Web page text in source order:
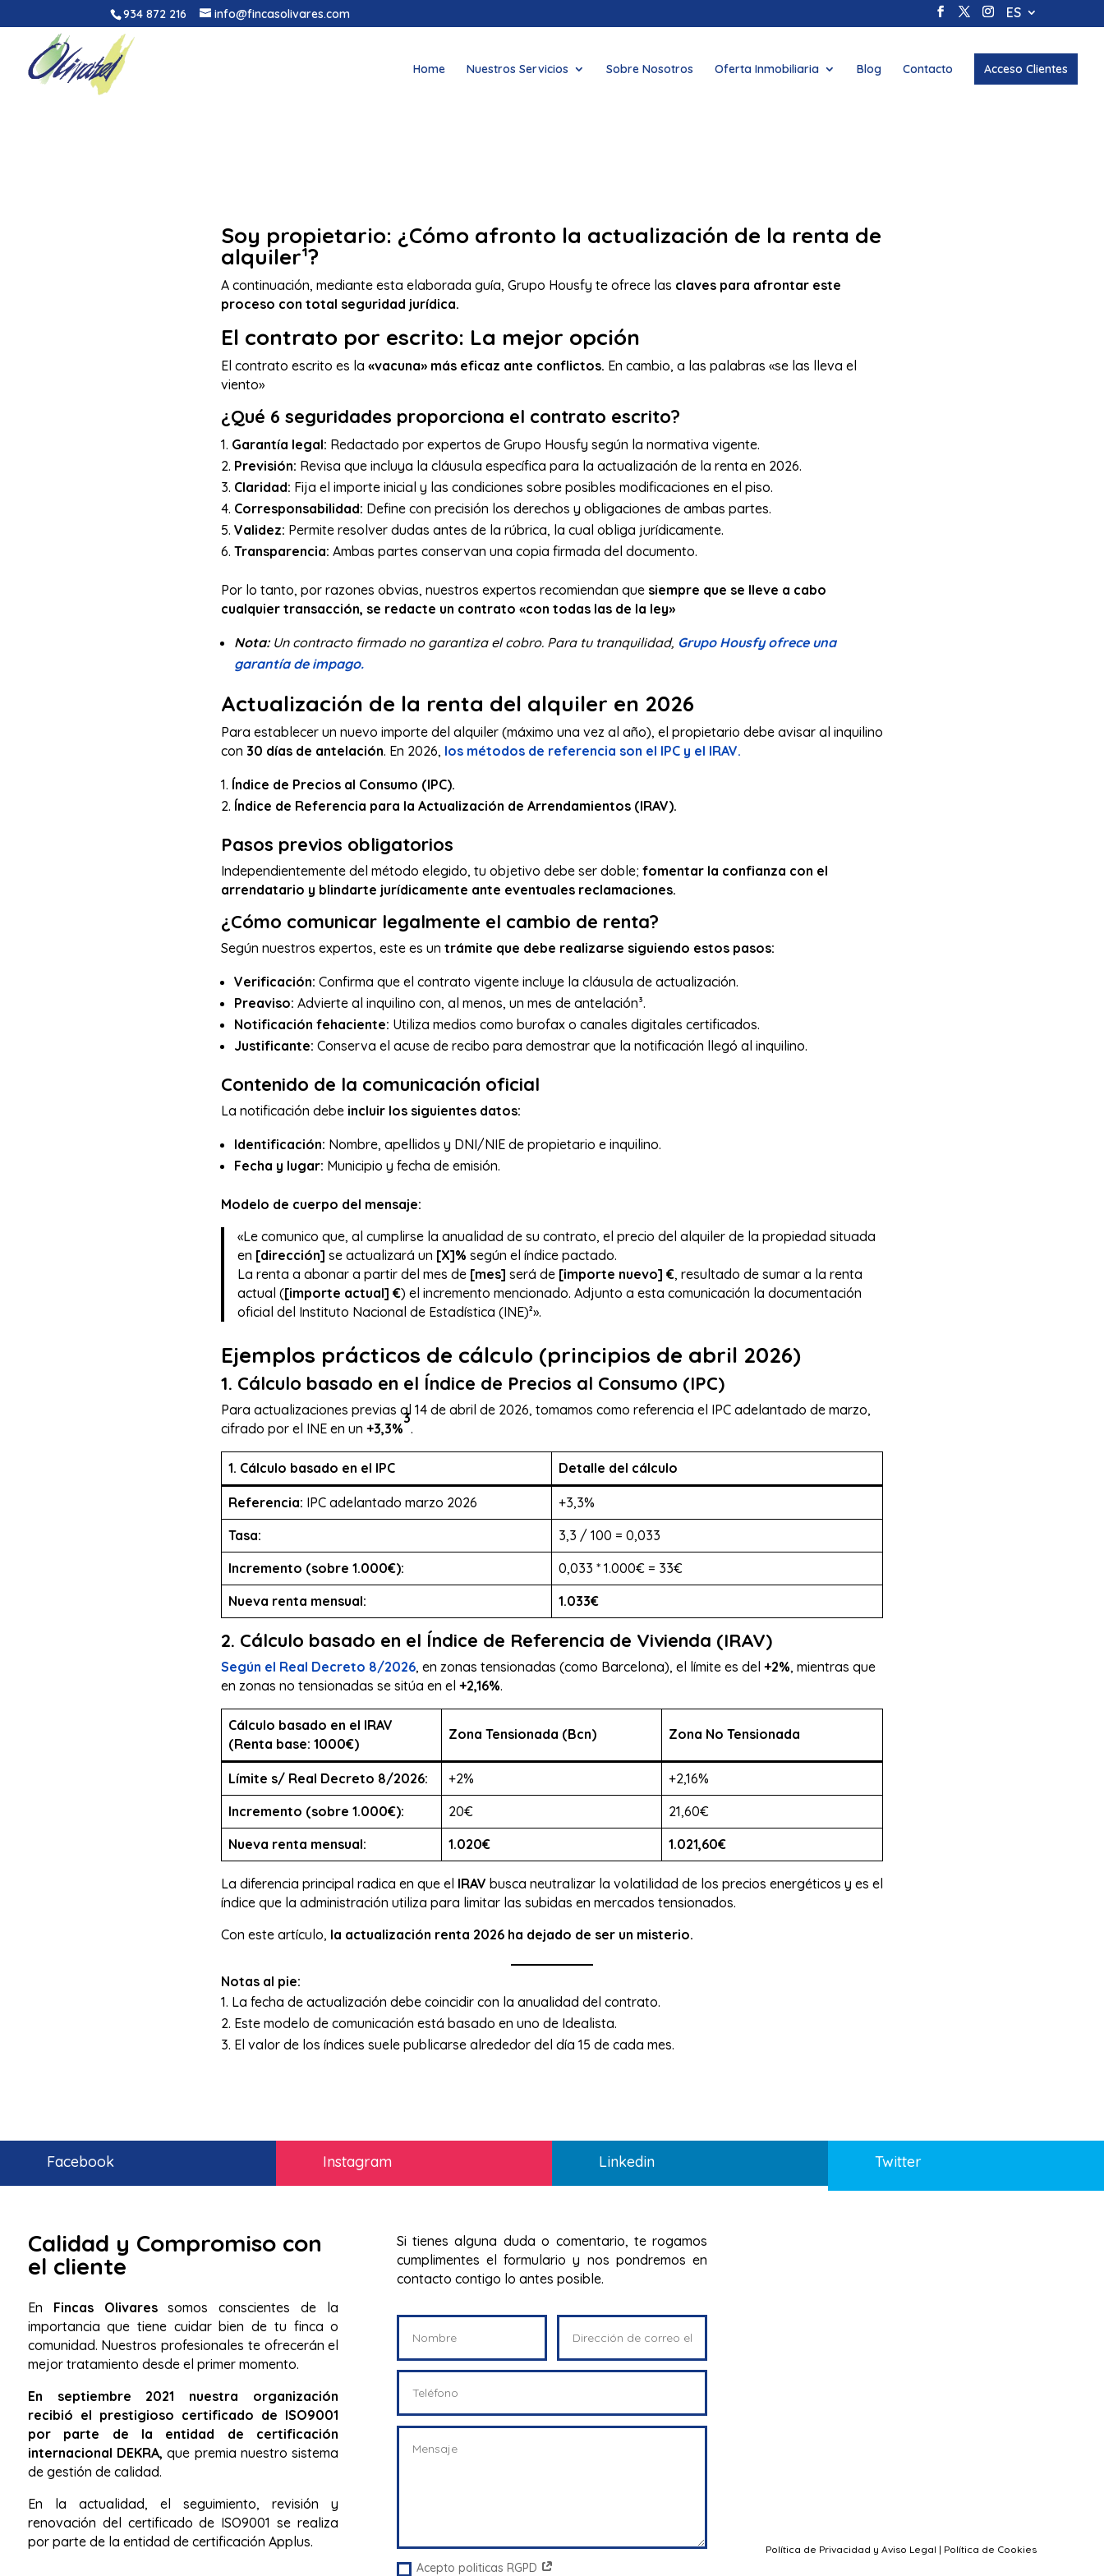
934 872 216 info@fincasolivares.com ES
Home Nuestros Servicios Sobre Nosotros Oferta Inmobiliaria Blog Contacto Acceso Clientes
Soy propietario: ¿Cómo afronto la actualización de la renta de
alquiler¹?
A continuación, mediante esta elaborada guía, Grupo Housfy te ofrece las claves para afrontar este
proceso con total seguridad jurídica.
El contrato por escrito: La mejor opción
El contrato escrito es la «vacuna» más eficaz ante conflictos. En cambio, a las palabras «se las lleva el
viento»
¿Qué 6 seguridades proporciona el contrato escrito?
Garantía legal: Redactado por expertos de Grupo Housfy según la normativa vigente.
Previsión: Revisa que incluya la cláusula específica para la actualización de la renta en 2026.
Claridad: Fija el importe inicial y las condiciones sobre posibles modificaciones en el piso.
Corresponsabilidad: Define con precisión los derechos y obligaciones de ambas partes.
Validez: Permite resolver dudas antes de la rúbrica, la cual obliga jurídicamente.
Transparencia: Ambas partes conservan una copia firmada del documento.
Por lo tanto, por razones obvias, nuestros expertos recomiendan que siempre que se lleve a cabo
cualquier transacción, se redacte un contrato «con todas las de la ley»
Nota:Un contracto firmado no garantiza el cobro. Para tu tranquilidad, Grupo Housfy ofrece una
garantía de impago.
Actualización de la renta del alquiler en 2026
Para establecer un nuevo importe del alquiler (máximo una vez al año), el propietario debe avisar al inquilino
con 30 días de antelación. En 2026, los métodos de referencia son el IPC y el IRAV.
Índice de Precios al Consumo (IPC).
Índice de Referencia para la Actualización de Arrendamientos (IRAV).
Pasos previos obligatorios
Independientemente del método elegido, tu objetivo debe ser doble; fomentar la confianza con el
arrendatario y blindarte jurídicamente ante eventuales reclamaciones.
¿Cómo comunicar legalmente el cambio de renta?
Según nuestros expertos, este es un trámite que debe realizarse siguiendo estos pasos:
Verificación: Confirma que el contrato vigente incluye la cláusula de actualización.
Preaviso: Advierte al inquilino con, al menos, un mes de antelación³.
Notificación fehaciente: Utiliza medios como burofax o canales digitales certificados.
Justificante: Conserva el acuse de recibo para demostrar que la notificación llegó al inquilino.
Contenido de la comunicación oficial
La notificación debe incluir los siguientes datos:
Identificación: Nombre, apellidos y DNI/NIE de propietario e inquilino.
Fecha y lugar: Municipio y fecha de emisión.
Modelo de cuerpo del mensaje:
«Le comunico que, al cumplirse la anualidad de su contrato, el precio del alquiler de la propiedad situada
en [dirección] se actualizará un [X]% según el índice pactado.
La renta a abonar a partir del mes de [mes] será de [importe nuevo] €, resultado de sumar a la renta
actual ([importe actual] €) el incremento mencionado. Adjunto a esta comunicación la documentación
oficial del Instituto Nacional de Estadística (INE)²».
Ejemplos prácticos de cálculo (principios de abril 2026)
1. Cálculo basado en el Índice de Precios al Consumo (IPC)
Para actualizaciones previas al 14 de abril de 2026, tomamos como referencia el IPC adelantado de marzo,
cifrado por el INE en un +3,3%
3
.
1. Cálculo basado en el IPC Detalle del cálculo
Referencia: IPC adelantado marzo 2026
+3,3%
Tasa:
3,3 / 100 = 0,033
Incremento (sobre 1.000€):
0,033 * 1.000€ = 33€
Nueva renta mensual:
1.033€
2. Cálculo basado en el Índice de Referencia de Vivienda (IRAV)
Según el Real Decreto 8/2026, en zonas tensionadas (como Barcelona), el límite es del +2%, mientras que
en zonas no tensionadas se sitúa en el +2,16%.
Cálculo basado en el IRAV
(Renta base: 1000€)
Zona Tensionada (Bcn) Zona No Tensionada
Límite s/ Real Decreto 8/2026: +2%
+2,16%
Incremento (sobre 1.000€):
20€
21,60€
Nueva renta mensual:
1.020€ 1.021,60€
La diferencia principal radica en que el IRAV busca neutralizar la volatilidad de los precios energéticos y es el
índice que la administración utiliza para limitar las subidas en mercados tensionados.
Con este artículo, la actualización renta 2026 ha dejado de ser un misterio.
Notas al pie:
La fecha de actualización debe coincidir con la anualidad del contrato.
Este modelo de comunicación está basado en uno de Idealista.
El valor de los índices suele publicarse alrededor del día 15 de cada mes.
Facebook Instagram Linkedin Twitter
Calidad y Compromiso con
el cliente
En Fincas Olivaressomos conscientes de la
importancia que tiene cuidar bien de tu finca o
comunidad. Nuestros profesionales te ofrecerán el
mejor tratamiento desde el primer momento.
En septiembre 2021 nuestra organización
recibió el prestigioso certificado de ISO9001
por parte de la entidad de certificación
internacional DEKRA, que premia nuestro sistema
de gestión de calidad.
En la actualidad, el seguimiento, revisión y
renovación del certificado de ISO9001 se realiza
por parte de la entidad de certificación Applus.
Si tienes alguna duda o comentario, te rogamos
cumplimentes el formulario y nos pondremos en
contacto contigo lo antes posible.
Acepto politicas RGPD
Política de Privacidad y Aviso Legal | Política de Cookies